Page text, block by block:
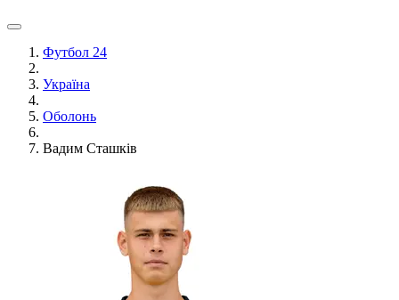
Футбол 24
Україна
Оболонь
Вадим Сташків